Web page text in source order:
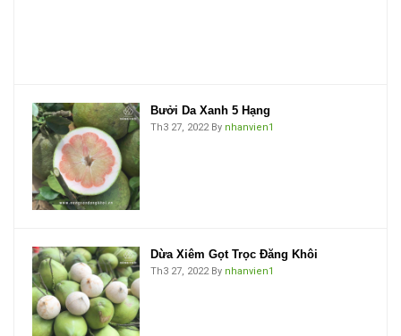
Bưởi Da Xanh 5 Hạng
Th3 27, 2022 By nhanvien1
Dừa Xiêm Gọt Trọc Đăng Khôi
Th3 27, 2022 By nhanvien1